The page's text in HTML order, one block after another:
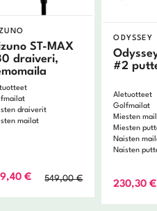
ST-MAX
draiveri,
draiverit
mailat
549,00€Alkuperäinen
€
Nykyinen
ODYSSEY
#2
Aletuotteet
Golfmailat
Miesten
Miesten
Naisten
Naisten
230,30€